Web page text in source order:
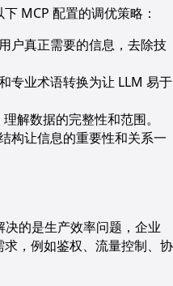
MCP 配置的调优策略：
户真正需要的信息，去除技
专业术语转换为让 LLM 易于
理解数据的完整性和范围。
构让信息的重要性和关系一
的是生产效率问题，企业
，例如鉴权、流量控制、协